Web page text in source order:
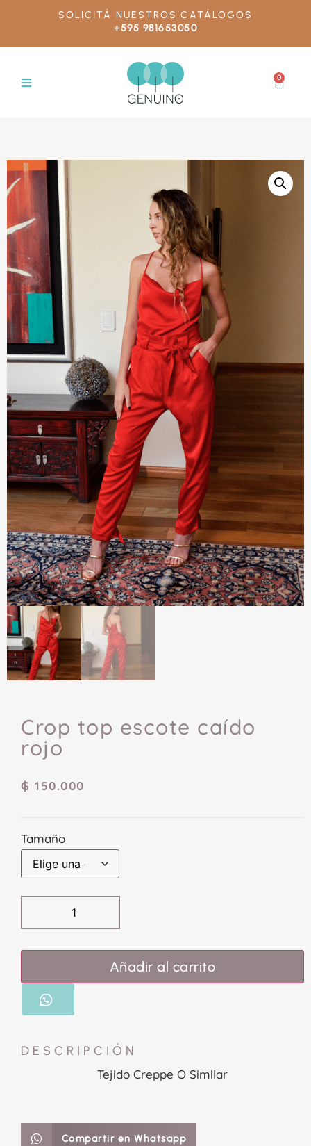
SOLICITÁ NUESTROS CATÁLOGOS
+595 981653050
0
Crop top escote caído
rojo
₲ 150.000
Tamaño
Añadir al carrito
DESCRIPCIÓN
Tejido Creppe O Similar
Compartir en Whatsapp